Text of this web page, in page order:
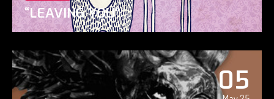
“LEAVING YOU”
05